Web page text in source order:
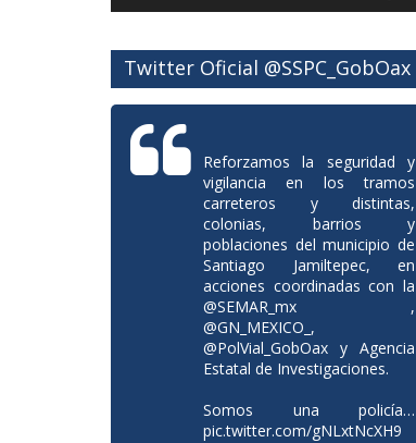
Twitter Oficial @SSPC_GobOax
Reforzamos la seguridad y
vigilancia en los tramos
carreteros y distintas,
colonias, barrios y
poblaciones del municipio de
Santiago Jamiltepec, en
acciones coordinadas con la
@SEMAR_mx ,
@GN_MEXICO_ ,
@PolVial_GobOax y Agencia
Estatal de Investigaciones.
Somos una policía…
pic.twitter.com/gNLxtNcXH9